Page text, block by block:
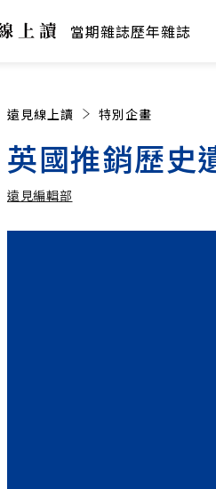
當期雜誌歷年雜誌
遠見線上讀 特別企畫
英國推銷歷史
遠見編輯部